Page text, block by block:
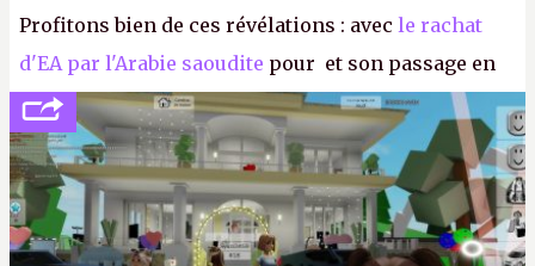
Profitons bien de ces révélations : avec le rachat
d'EA par l'Arabie saoudite pour et son passage en
société privée, l'éditeur n'aura bientôt plus
l'obligation de publier ses bilans. Encore une
victoire pour la transparence.P.